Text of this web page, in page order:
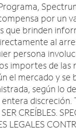
por un
que brinden
al
persona
importes de las
el mercado y se
según lo
discreción.
CREÍBLES.
LEGALES